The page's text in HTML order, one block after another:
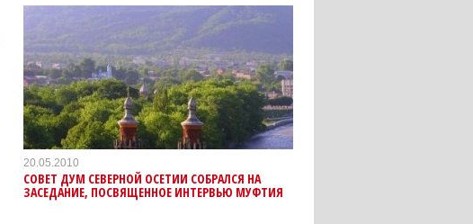
20.05.2010
СОВЕТ ДУМ СЕВЕРНОЙ ОСЕТИИ СОБРАЛСЯ НА
ЗАСЕДАНИЕ, ПОСВЯЩЕННОЕ ИНТЕРВЬЮ МУФТИЯ